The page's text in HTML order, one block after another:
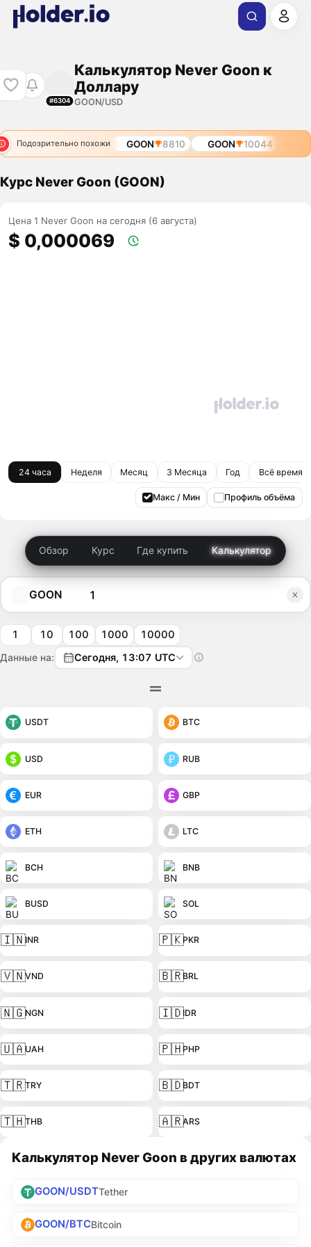
#6304
Калькулятор Never Goon к
Доллару
GOON/USD
Подозрительно похожи GOON 8810 GOON 10044
Курс Never Goon (GOON)
Цена 1 Never Goon на сегодня (6 августа)
$ 0,000069
24 часа Неделя Месяц 3 Месяца Год Всё время
Макс / Мин Профиль объёма
Обзор Курс Где купить Калькулятор
GOON
1 10 100 1000 10000
Данные на: Сегодня, 13:07 UTC
USDT BTC
USD RUB
EUR GBP
ETH LTC
BCH BNB
BUSD SOL
🇮🇳INR 🇵🇰PKR
🇻🇳VND 🇧🇷BRL
🇳🇬NGN 🇮🇩IDR
🇺🇦UAH 🇵🇭PHP
🇹🇷TRY 🇧🇩BDT
🇹🇭THB 🇦🇷ARS
Калькулятор Never Goon в других валютах
GOON/USDTTether
GOON/BTCBitcoin